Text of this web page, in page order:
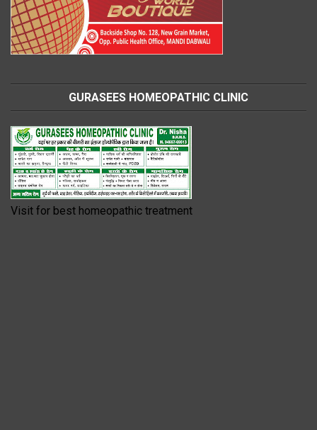
GURASEES HOMEOPATHIC CLINIC
Visit for best homeopathic treatment